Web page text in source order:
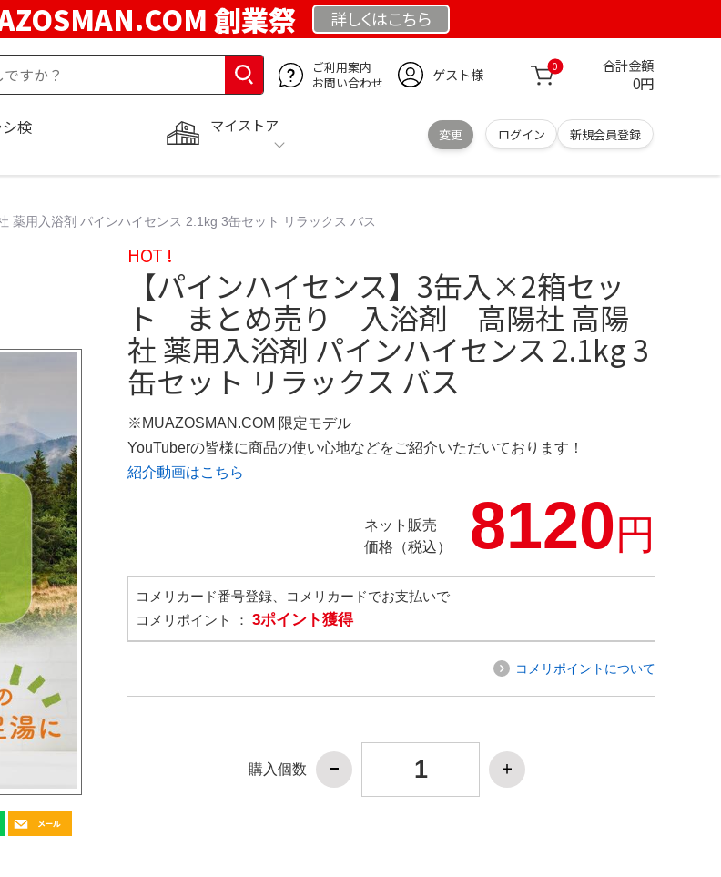
創業祭 詳しくはこちら
ご利用案内
お問い合わせ
ゲスト様 0 合計金額
0円
マイストア
変更 ログイン 新規会員登録
検
用入浴剤 パインハイセンス 2.1kg 3缶セット リラックス バス
HOT !
【パインハイセンス】3缶入×2箱セッ
ト まとめ売り 入浴剤 高陽社 高陽
社 薬用入浴剤 パインハイセンス 2.1kg 3
缶セット リラックス バス
※MUAZOSMAN.COM 限定モデル
YouTuberの皆様に商品の使い心地などをご紹介いただいております！
紹介動画はこちら
ネット販売
価格（税込）
8120円
コメリカード番号登録、コメリカードでお支払いで
コメリポイント ： 3ポイント獲得
コメリポイントについて
購入個数